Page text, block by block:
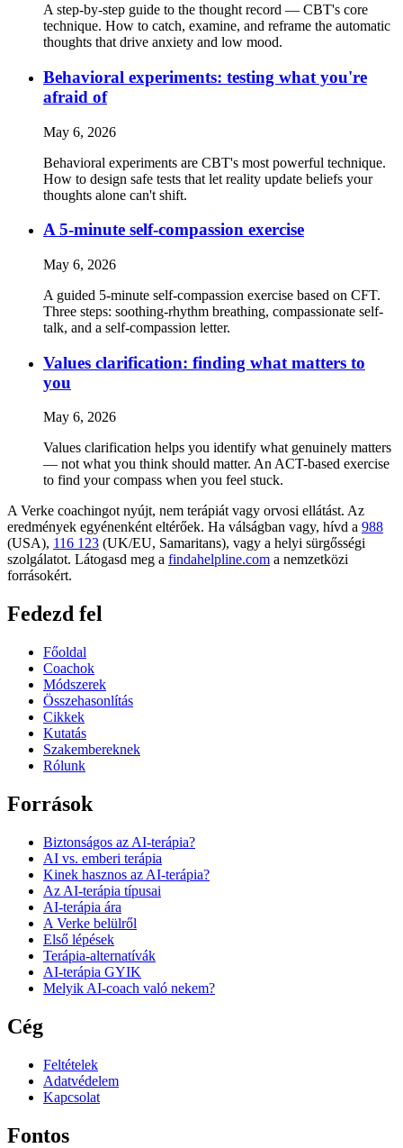
A step-by-step guide to the thought record — CBT's core
technique. How to catch, examine, and reframe the automatic
thoughts that drive anxiety and low mood.
Behavioral experiments: testing what you're
afraid of
May 6, 2026
Behavioral experiments are CBT's most powerful technique.
How to design safe tests that let reality update beliefs your
thoughts alone can't shift.
A 5-minute self-compassion exercise
May 6, 2026
A guided 5-minute self-compassion exercise based on CFT.
Three steps: soothing-rhythm breathing, compassionate self-
talk, and a self-compassion letter.
Values clarification: finding what matters to
you
May 6, 2026
Values clarification helps you identify what genuinely matters
— not what you think should matter. An ACT-based exercise
to find your compass when you feel stuck.
A Verke coachingot nyújt, nem terápiát vagy orvosi ellátást. Az
eredmények egyénenként eltérőek. Ha válságban vagy, hívd a 988
(USA), 116 123 (UK/EU, Samaritans), vagy a helyi sürgősségi
szolgálatot. Látogasd meg a findahelpline.com a nemzetközi
forrásokért.
Fedezd fel
Főoldal
Coachok
Módszerek
Összehasonlítás
Cikkek
Kutatás
Szakembereknek
Rólunk
Források
Biztonságos az AI-terápia?
AI vs. emberi terápia
Kinek hasznos az AI-terápia?
Az AI-terápia típusai
AI-terápia ára
A Verke belülről
Első lépések
Terápia-alternatívák
AI-terápia GYIK
Melyik AI-coach való nekem?
Cég
Feltételek
Adatvédelem
Kapcsolat
Fontos